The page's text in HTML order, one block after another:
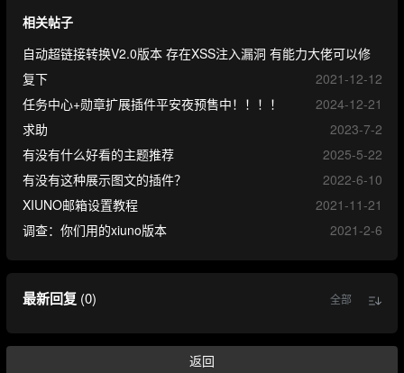
相关帖子
自动超链接转换V2.0版本 存在XSS注入漏洞 有能力大佬可以修
复下
2021-12-12
任务中心+勋章扩展插件平安夜预售中！！！！
2024-12-21
求助
2023-7-2
有没有什么好看的主题推荐
2025-5-22
有没有这种展示图文的插件？
2022-6-10
XIUNO邮箱设置教程
2021-11-21
调查：你们用的xiuno版本
2021-2-6
最新回复(0) 全部
返回